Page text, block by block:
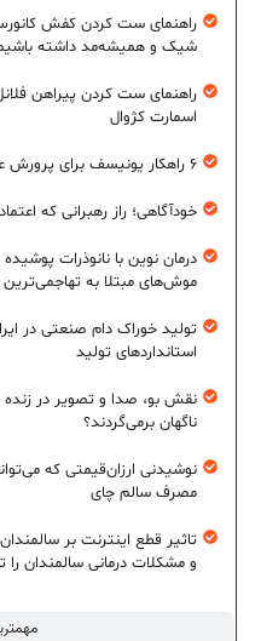
شیک و همیشه‌مد داشته
راهنمای ست کردن پیراهن
اسمارت کژوال
۶ راهکار یونیسف برای پرورش عادت‌های غذایی سالم در کودکان
خودآگاهی؛ راز رهبرانی که
موش‌های مبتلا به
تولید خوراک دام صنعتی در
استانداردهای تولید
نقش بو، صدا و تصویر در
ناگهان برمی‌گردند؟
نوشیدنی ارزان‌قیمتی که
مصرف سالم چای
تاثیر قطع اینترنت بر
و مشکلات درمانی سالمندان